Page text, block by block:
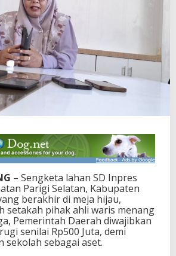
D
I
n
p
r
e
s
N
a
m
b
r
u
,
e
m
k
a
b
G
a
– Sengketa lahan SD Inpres
Parigi Selatan, Kabupaten
berakhir di meja hijau,
setakah pihak ahli waris menang
Pemerintah Daerah diwajibkan
senilai Rp500 Juta, demi
sekolah sebagai aset.